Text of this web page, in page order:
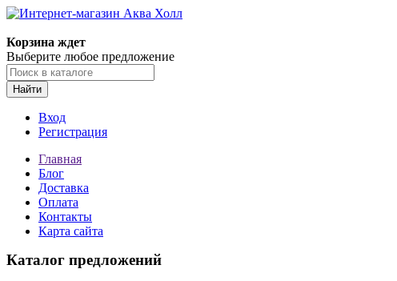
Корзина ждет
Выберите любое предложение
Найти
Вход
Регистрация
Главная
Блог
Доставка
Оплата
Контакты
Карта сайта
Каталог предложений